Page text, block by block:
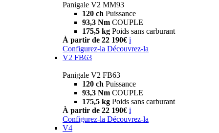
Panigale V2 MM93
120 ch Puissance
93,3 Nm COUPLE
175,5 kg Poids sans carburant
À partir de 22 190€ i
Configurez-la Découvrez-la
V2 FB63
Panigale V2 FB63
120 ch Puissance
93,3 Nm COUPLE
175,5 kg Poids sans carburant
À partir de 22 190€ i
Configurez-la Découvrez-la
V4